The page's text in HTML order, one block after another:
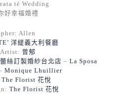
té Wedding
好幸福婚禮
Allen
洋緹義大利餐廳
曾郁
絲訂製婚紗台北店 – La Sposa
Monique Lhuillier
The Florist 花悅
The Florist 花悅